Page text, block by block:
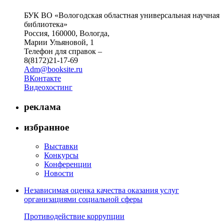
БУК ВО «Вологодская областная универсальная научная
библиотека»
Россия, 160000, Вологда,
Марии Ульяновой, 1
Телефон для справок –
8(8172)21-17-69
Adm@booksite.ru
ВКонтакте
Видеохостинг
реклама
избранное
Выставки
Конкурсы
Конференции
Новости
Независимая оценка качества оказания услуг
организациями социальной сферы
Противодействие коррупции